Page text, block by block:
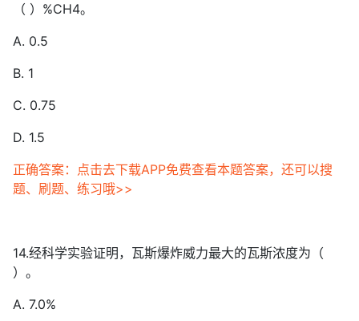
（ ）%CH4。
A. 0.5
B. 1
C. 0.75
D. 1.5
正确答案：点击去下载APP免费查看本题答案，还可以搜
题、刷题、练习哦>>
14.经科学实验证明，瓦斯爆炸威力最大的瓦斯浓度为（
）。
A. 7.0%